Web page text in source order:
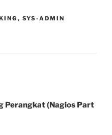
, SYS-ADMIN
Perangkat (Nagios Part